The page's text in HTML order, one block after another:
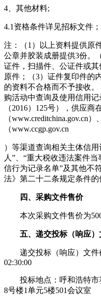
4、其他材料;
4.1资格条件详见招标文件；
注：（1）以上资料提供原
公章并胶装成册提供3份。
证件，扫描件、公证件或
原件；（3）证件复印件的
的资料不合格而不予接收
购活动中查询及使用信用
（2016）125号），供应
（www.creditchina.gov.cn
（www.ccgp.gov.cn
）等渠道查询相关主体信
人”、“重大税收违法案件
信行为记录名单”及其他不
法》第二十二条规定条件的
四、采购文件售价
本次采购文件售价为500
五、递交投标（响应）
递交投标（响应）文件
02:30:00
投标地点：呼和浩特市
8号楼1单元5楼501会议室